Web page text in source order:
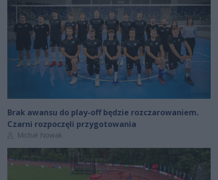
Brak awansu do play-off będzie rozczarowaniem.
Czarni rozpoczęli przygotowania
Autor artykułu:
Michał Nowak